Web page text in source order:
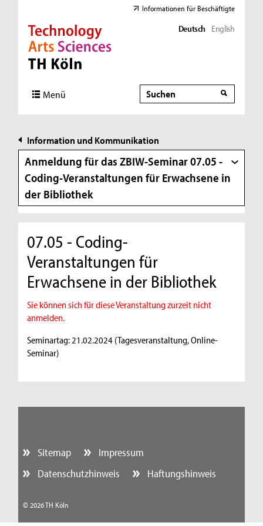
Direkt zur Hauptnavigation
Direkt zur Subnavigation
Direkt zum Inhalt
Direkt zum Fußbereich
Informationen für Beschäftigte
Deutsch English
Menü Suche
Suche
Information und Kommunikation
Anmeldung für das ZBIW-Seminar 07.05 -
Coding-Veranstaltungen für Erwachsene in
der Bibliothek
07.05 - Coding-
Veranstaltungen für
Erwachsene in der Bibliothek
Sie können sich für diese Veranstaltung zurzeit nicht
anmelden.
Seminartag: 21.02.2024 (Tagesveranstaltung, Online-
Seminar)
Sitemap
Impressum
Datenschutzhinweis
Haftungshinweis
© 2026 TH Köln